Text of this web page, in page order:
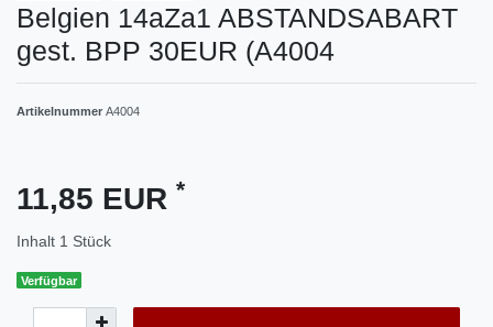
Belgien 14aZa1 ABSTANDSABART
gest. BPP 30EUR (A4004
Artikelnummer A4004
11,85 EUR *
Inhalt 1 Stück
Verfügbar